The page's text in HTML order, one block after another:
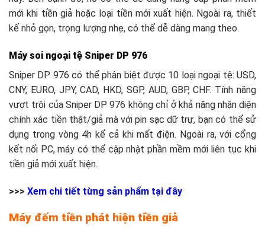
mới khi tiền giả hoặc loại tiền mới xuất hiện. Ngoài ra, thiết
kế nhỏ gọn, trọng lượng nhẹ, có thể dễ dàng mang theo.
Máy soi ngoại tệ Sniper DP 976
Sniper DP 976 có thể phân biệt được 10 loại ngoại tệ: USD,
CNY, EURO, JPY, CAD, HKD, SGP, AUD, GBP, CHF. Tính năng
vượt trội của Sniper DP 976 không chỉ ở khả năng nhận diện
chính xác tiền thật/giả mà với pin sạc dữ trự, bạn có thể sử
dụng trong vòng 4h kể cả khi mất điện. Ngoài ra, với cổng
kết nối PC, máy có thể cập nhật phần mềm mới liên tục khi
tiền giả mới xuất hiện.
>>> Xem chi tiết từng sản phẩm tại đây
Máy đếm tiền phát hiện tiền giả